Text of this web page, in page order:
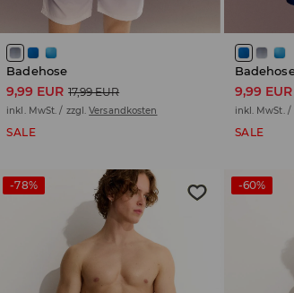
Badehose
9,99 EUR 17,99 EUR
inkl. MwSt. / zzgl.Versandkosten
SALE
9,99 EUR
inkl. MwSt. /
SALE
-78% -60%